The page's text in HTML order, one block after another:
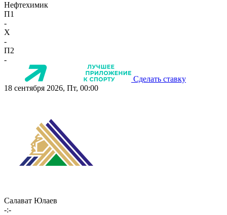
Нефтехимик
П1
-
X
-
П2
-
Сделать ставку
18 сентября 2026, Пт, 00:00
Салават Юлаев
-:-